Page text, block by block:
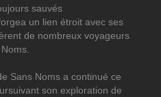
sauvés
un lien étroit avec ses
de nombreux voyageurs
Sans Noms a continué ce
son exploration de